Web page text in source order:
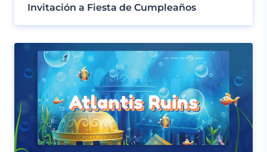
Invitación a Fiesta de Cumpleaños